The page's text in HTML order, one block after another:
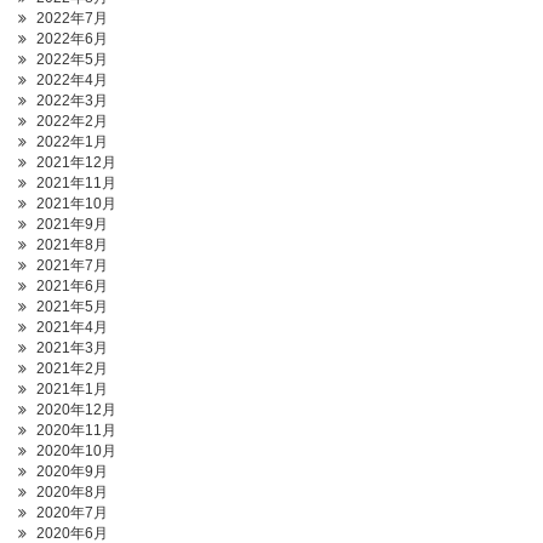
2022年7月
2022年6月
2022年5月
2022年4月
2022年3月
2022年2月
2022年1月
2021年12月
2021年11月
2021年10月
2021年9月
2021年8月
2021年7月
2021年6月
2021年5月
2021年4月
2021年3月
2021年2月
2021年1月
2020年12月
2020年11月
2020年10月
2020年9月
2020年8月
2020年7月
2020年6月